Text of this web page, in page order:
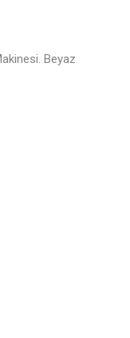
Beyaz